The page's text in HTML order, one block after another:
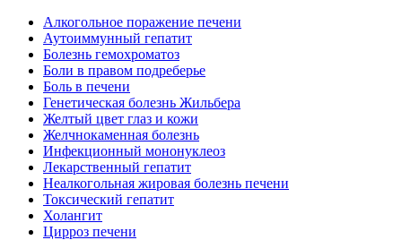
Алкогольное поражение печени
Аутоиммунный гепатит
Болезнь гемохроматоз
Боли в правом подреберье
Боль в печени
Генетическая болезнь Жильбера
Желтый цвет глаз и кожи
Желчнокаменная болезнь
Инфекционный мононуклеоз
Лекарственный гепатит
Неалкогольная жировая болезнь печени
Токсический гепатит
Холангит
Цирроз печени